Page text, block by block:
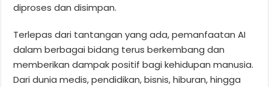
diproses dan disimpan.
Terlepas dari tantangan yang ada, pemanfaatan AI
dalam berbagai bidang terus berkembang dan
memberikan dampak positif bagi kehidupan manusia.
Dari dunia medis, pendidikan, bisnis, hiburan, hingga